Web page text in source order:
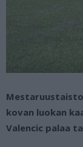
kovan luokan
Valencic palaa